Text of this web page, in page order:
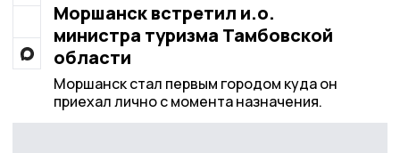
Моршанск встретил и.о.
министра туризма Тамбовской
области
Моршанск стал первым городом куда он
приехал лично с момента назначения.